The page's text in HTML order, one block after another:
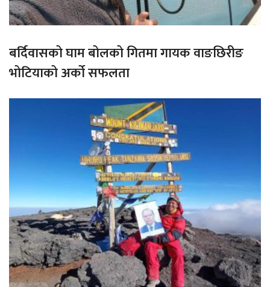
बर्दिवासको घाम बोलको गितमा गायक वाङछिरीङ
भोटियाको अर्को सफलता